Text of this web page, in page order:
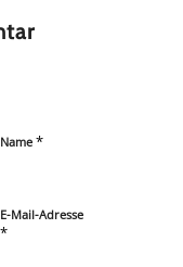
Name *
E-Mail-Adresse
*